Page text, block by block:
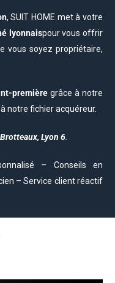
, SUIT HOME met à votre
lyonnaispour vous offrir
vous soyez propriétaire,
première grâce à notre
notre fichier acquéreur.
Lyon 6.
– Conseils en
– Service client réactif